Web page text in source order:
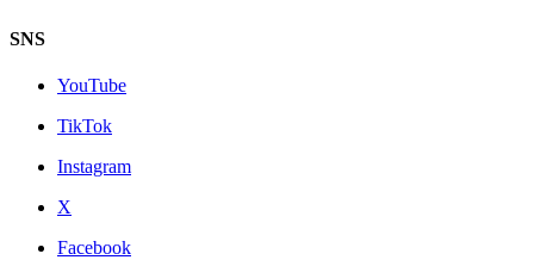
SNS
YouTube
TikTok
Instagram
X
Facebook